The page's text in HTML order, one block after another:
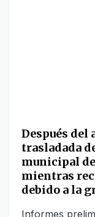
Después del
trasladada
municipal
mientras
debido a la
Informes